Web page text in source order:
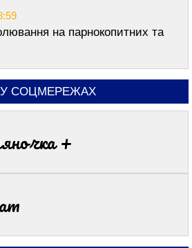
на парнокопитних та
СОЦМЕРЕЖАХ
+